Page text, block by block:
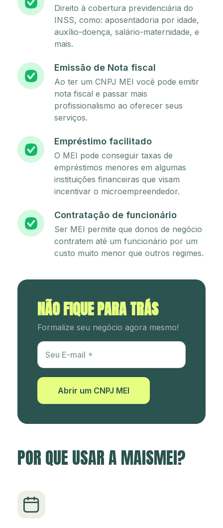
Direito à cobertura previdenciária do
INSS, como: aposentadoria por idade,
auxílio-doença, salário-maternidade, e
mais.
Emissão de Nota fiscal
Ao ter um CNPJ MEI você pode emitir
nota fiscal e passar mais
profissionalismo ao oferecer seus
serviços.
Empréstimo facilitado
O MEI pode conseguir taxas de
empréstimos menores em algumas
instituições financeiras que visam
incentivar o microempreendedor.
Contratação de funcionário
Ser MEI permite que donos de negócio
contratem até um funcionário por um
custo muito menor que outros regimes.
NÃO FIQUE PARA TRÁS
Formalize seu negócio agora mesmo!
Utm Content
Seu E-mail
Abrir um CNPJ MEI
POR QUE USAR A MAISMEI?